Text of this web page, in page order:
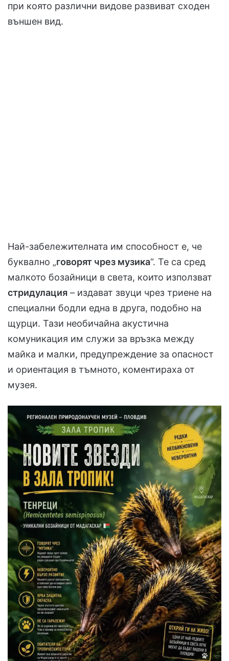
при която различни видове развиват сходен
външен вид.
Най-забележителната им способност е, че
буквално „говорят чрез музика“. Те са сред
малкото бозайници в света, които използват
стридулация – издават звуци чрез триене на
специални бодли една в друга, подобно на
щурци. Тази необичайна акустична
комуникация им служи за връзка между
майка и малки, предупреждение за опасност
и ориентация в тъмното, коментираха от
музея.